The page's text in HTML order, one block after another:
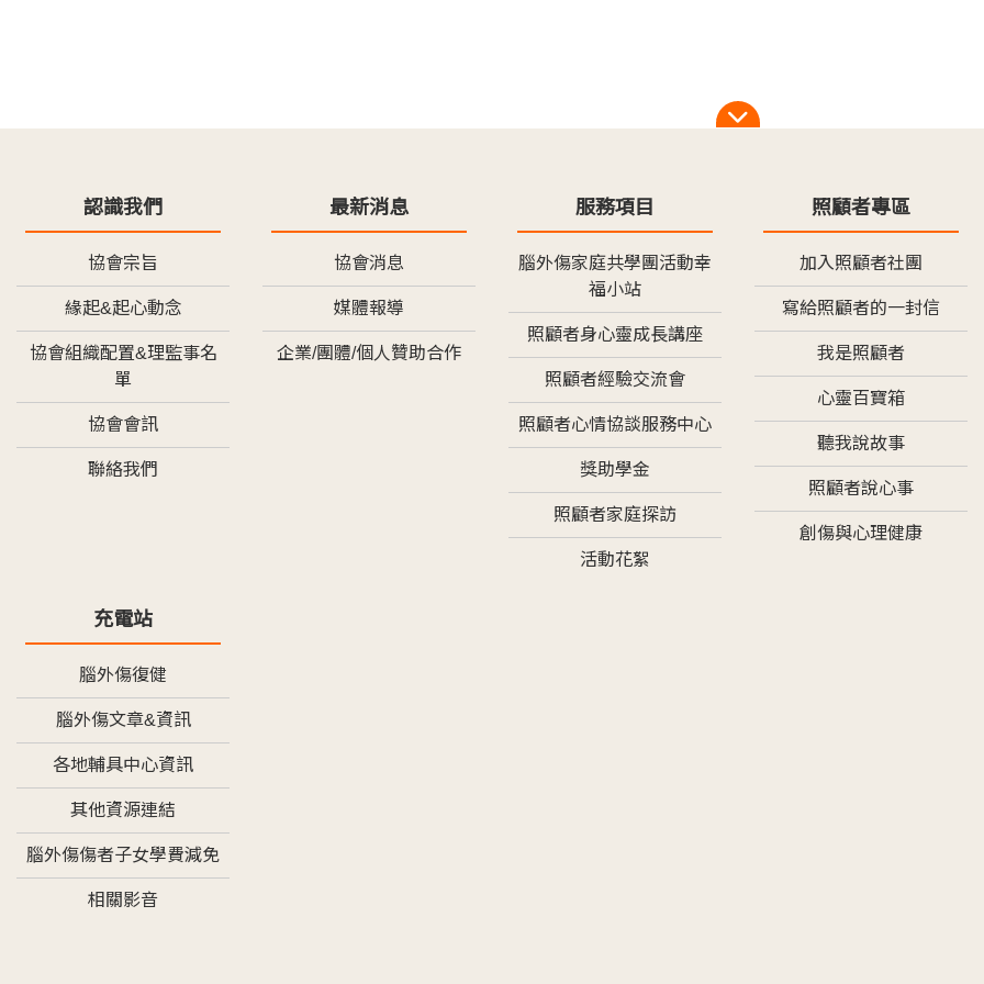
認識我們
協會宗旨
緣起&起心動念
協會組織配置&理監事名
單
協會會訊
聯絡我們
最新消息
協會消息
媒體報導
企業/團體/個人贊助合作
服務項目
腦外傷家庭共學團活動幸
福小站
照顧者身心靈成長講座
照顧者經驗交流會
照顧者心情協談服務中心
獎助學金
照顧者家庭探訪
活動花絮
照顧者專區
加入照顧者社團
寫給照顧者的一封信
我是照顧者
心靈百寶箱
聽我說故事
照顧者說心事
創傷與心理健康
充電站
腦外傷復健
腦外傷文章&資訊
各地輔具中心資訊
其他資源連結
腦外傷傷者子女學費減免
相關影音